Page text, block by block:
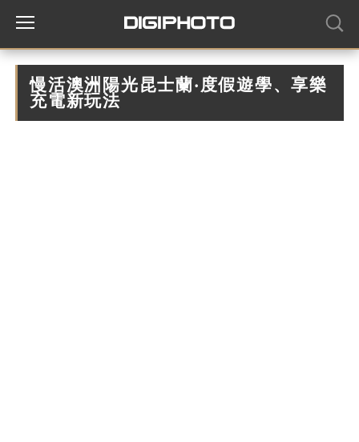
慢活澳洲陽光昆士蘭‧度假遊學、享樂
充電新玩法